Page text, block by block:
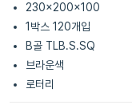
230x200x100
1박스 120개입
B골 TLB.S.SQ
브라운색
로터리